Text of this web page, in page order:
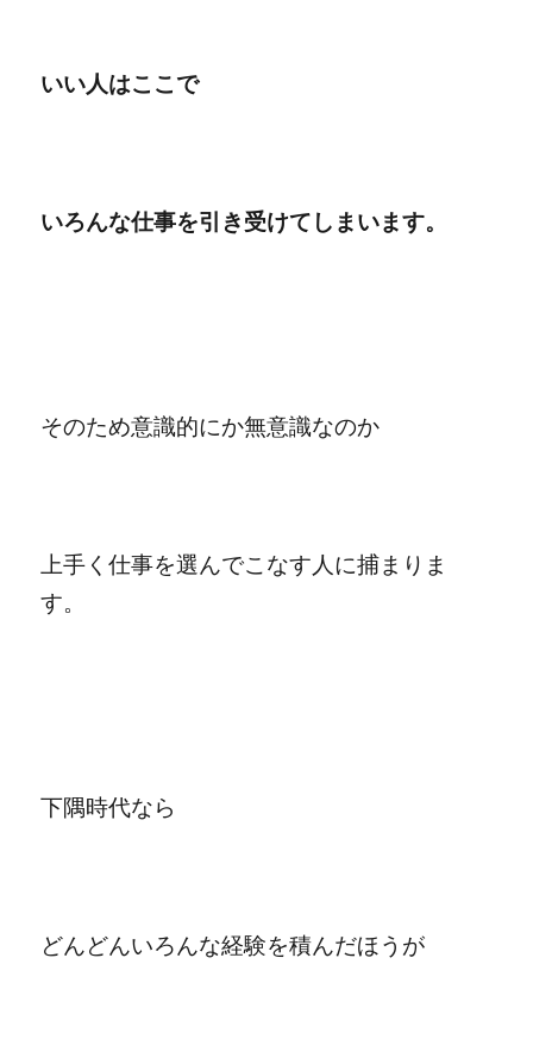
いい人はここで
いろんな仕事を引き受けてしまいます。
そのため意識的にか無意識なのか
上手く仕事を選んでこなす人に捕まりま
す。
下隅時代なら
どんどんいろんな経験を積んだほうが